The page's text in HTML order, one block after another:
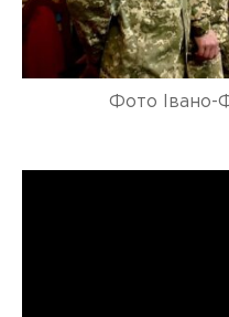
Фото Івано-